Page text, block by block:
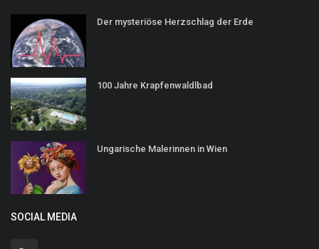
Der mysteriöse Herzschlag der Erde
100 Jahre Krapfenwaldlbad
Ungarische Malerinnen in Wien
SOCIAL MEDIA